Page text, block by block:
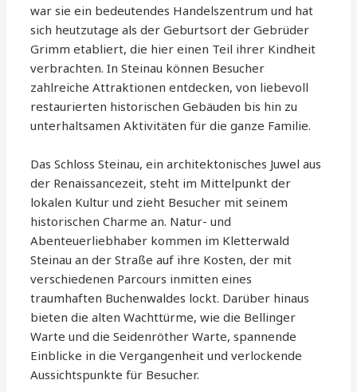
war sie ein bedeutendes Handelszentrum und hat
sich heutzutage als der Geburtsort der Gebrüder
Grimm etabliert, die hier einen Teil ihrer Kindheit
verbrachten. In Steinau können Besucher
zahlreiche Attraktionen entdecken, von liebevoll
restaurierten historischen Gebäuden bis hin zu
unterhaltsamen Aktivitäten für die ganze Familie.
Das Schloss Steinau, ein architektonisches Juwel aus
der Renaissancezeit, steht im Mittelpunkt der
lokalen Kultur und zieht Besucher mit seinem
historischen Charme an. Natur- und
Abenteuerliebhaber kommen im Kletterwald
Steinau an der Straße auf ihre Kosten, der mit
verschiedenen Parcours inmitten eines
traumhaften Buchenwaldes lockt. Darüber hinaus
bieten die alten Wachttürme, wie die Bellinger
Warte und die Seidenröther Warte, spannende
Einblicke in die Vergangenheit und verlockende
Aussichtspunkte für Besucher.